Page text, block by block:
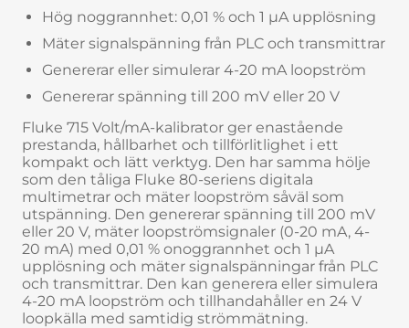
Hög noggrannhet: 0,01 % och 1 µA upplösning
Mäter signalspänning från PLC och transmittrar
Genererar eller simulerar 4-20 mA loopström
Genererar spänning till 200 mV eller 20 V
Fluke 715 Volt/mA-kalibrator ger enastående
prestanda, hållbarhet och tillförlitlighet i ett
kompakt och lätt verktyg. Den har samma hölje
som den tåliga Fluke 80-seriens digitala
multimetrar och mäter loopström såväl som
utspänning. Den genererar spänning till 200 mV
eller 20 V, mäter loopströmsignaler (0-20 mA, 4-
20 mA) med 0,01 % onoggrannhet och 1 µA
upplösning och mäter signalspänningar från PLC
och transmittrar. Den kan generera eller simulera
4-20 mA loopström och tillhandahåller en 24 V
loopkälla med samtidig strömmätning.